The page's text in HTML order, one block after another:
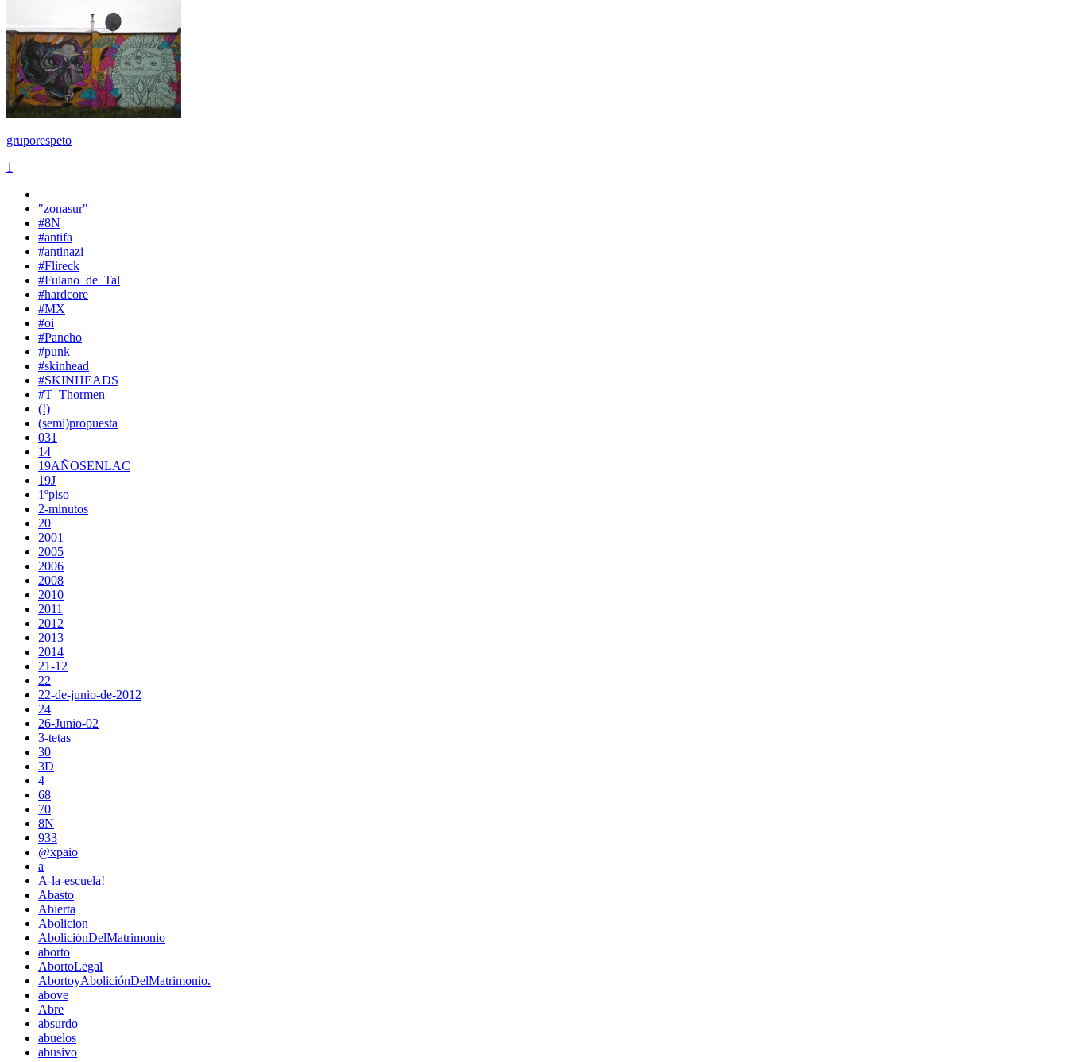
gruporespeto
1
"zonasur"
#8N
#antifa
#antinazi
#Flireck
#Fulano_de_Tal
#hardcore
#MX
#oi
#Pancho
#punk
#skinhead
#SKINHEADS
#T_Thormen
(!)
(semi)propuesta
031
14
19AÑOSENLAC
19J
1ºpiso
2-minutos
20
2001
2005
2006
2008
2010
2011
2012
2013
2014
21-12
22
22-de-junio-de-2012
24
26-Junio-02
3-tetas
30
3D
4
68
70
8N
933
@xpaio
a
A-la-escuela!
Abasto
Abierta
Abolicion
AboliciónDelMatrimonio
aborto
AbortoLegal
AbortoyAboliciónDelMatrimonio.
above
Abre
absurdo
abuelos
abusivo